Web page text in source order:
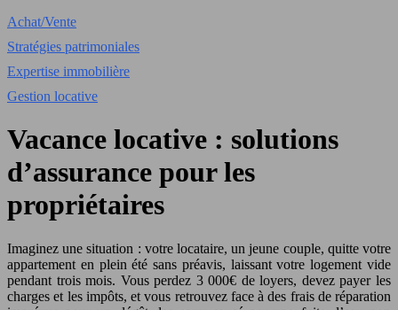
Achat/Vente
Stratégies patrimoniales
Expertise immobilière
Gestion locative
Vacance locative : solutions
d’assurance pour les
propriétaires
Imaginez une situation : votre locataire, un jeune couple, quitte votre
appartement en plein été sans préavis, laissant votre logement vide
pendant trois mois. Vous perdez 3 000€ de loyers, devez payer les
charges et les impôts, et vous retrouvez face à des frais de réparation